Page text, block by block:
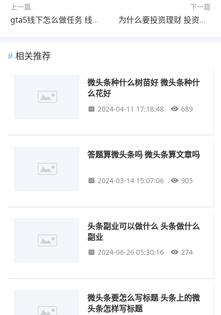
上一篇
gta5线下怎么做任务 线下gta5怎么赚钱
下一篇
为什么要投资理财 投资理财是什么
相关推荐
微头条种什么树苗好 微头条种什
么花好
2024-04-11 17:18:48 689
答题算微头条吗 微头条算文章吗
2024-03-14 15:07:06 905
头条副业可以做什么 头条做什么
副业
2024-06-26 05:30:16 274
微头条要怎么写标题 头条上的微
头条怎样写标题